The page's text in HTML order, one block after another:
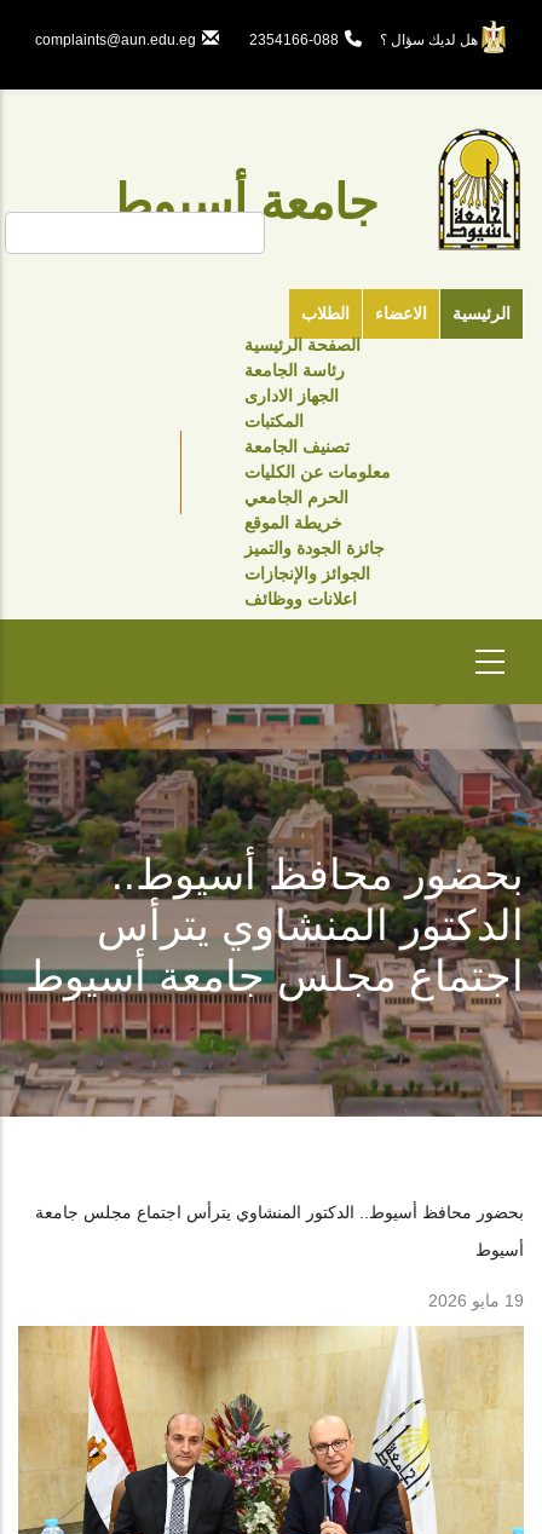
الرئيسي
هل لديك سؤال ؟ 088-2354166
complaints@aun.edu.eg
جامعة أسيوط
الرئيسية الاعضاء الطلاب
NAVIGATION
الصفحة الرئيسية
رئاسة الجامعة
الجهاز الادارى
المكتبات
تصنيف الجامعة
معلومات عن الكليات
الحرم الجامعي
خريطة الموقع
جائزة الجودة والتميز
الجوائز والإنجازات
اعلانات ووظائف
بحضور محافظ أسيوط..
الدكتور المنشاوي يترأس
اجتماع مجلس جامعة أسيوط
بحضور محافظ أسيوط.. الدكتور المنشاوي يترأس اجتماع مجلس جامعة
أسيوط
19 مايو 2026